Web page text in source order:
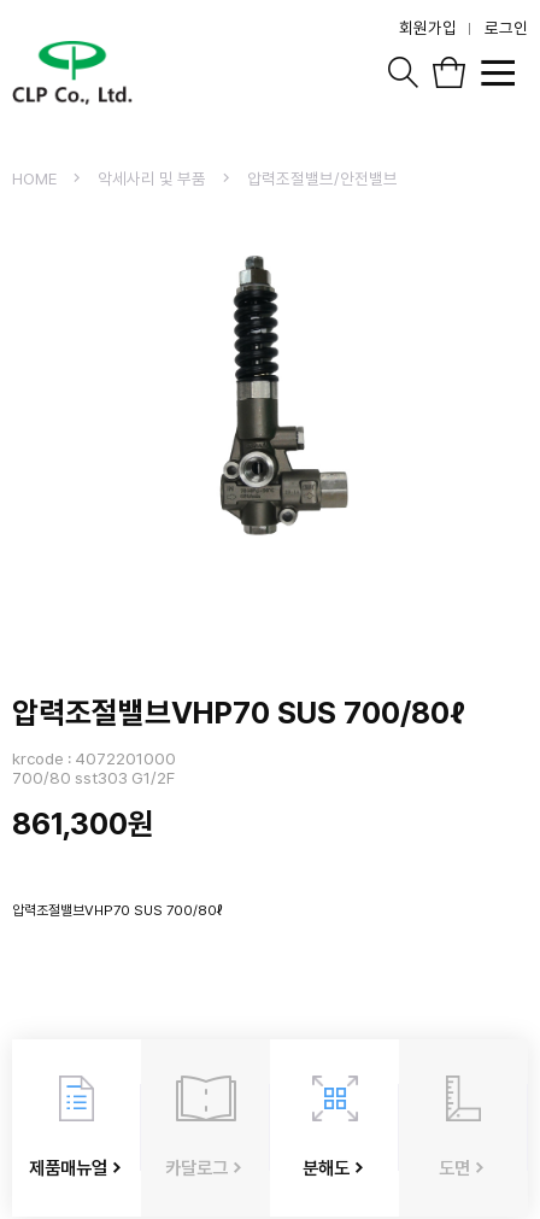
회원가입 로그인
HOME 악세사리 및 부품 압력조절밸브/안전밸브
압력조절밸브VHP70 SUS 700/80ℓ
krcode : 4072201000
700/80 sst303 G1/2F
861,300원
압력조절밸브VHP70 SUS 700/80ℓ
제품매뉴얼 카달로그 분해도 도면